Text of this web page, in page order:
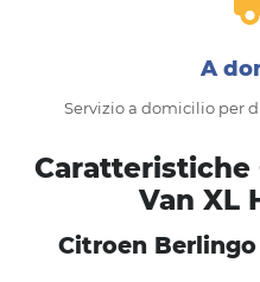
A
Servizio a domicilio per
Van XL
Citroen Berlingo